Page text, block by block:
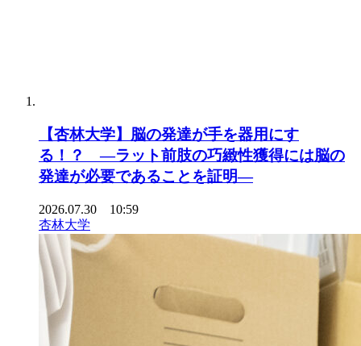
【杏林大学】脳の発達が手を器用にす
る！？ ―ラット前肢の巧緻性獲得には脳の
発達が必要であることを証明―
2026.07.30 10:59
杏林大学